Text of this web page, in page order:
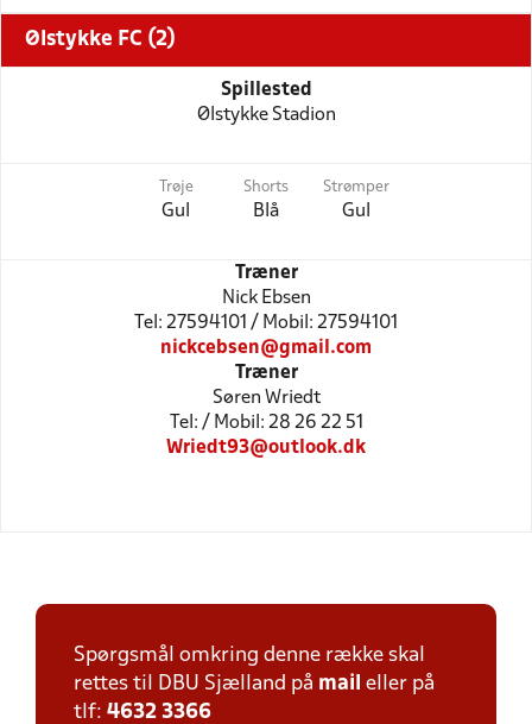
Ølstykke FC (2)
Spillested
Ølstykke Stadion
Trøje
Gul
Shorts
Blå
Strømper
Gul
Træner
Nick Ebsen
Tel: 27594101 / Mobil: 27594101
nickcebsen@gmail.com
Træner
Søren Wriedt
Tel: / Mobil: 28 26 22 51
Wriedt93@outlook.dk
Spørgsmål omkring denne række skal
rettes til DBU Sjælland på mail eller på
tlf: 4632 3366